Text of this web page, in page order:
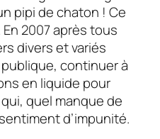
pipi de chaton ! Ce
2007 après tous
divers et variés
continuer à
en liquide pour
quel manque de
d’impunité.